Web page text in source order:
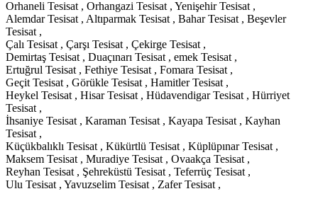
Orhaneli Tesisat , Orhangazi Tesisat , Yenişehir Tesisat ,
Alemdar Tesisat , Altıparmak Tesisat , Bahar Tesisat , Beşevler
Tesisat ,
Çalı Tesisat , Çarşı Tesisat , Çekirge Tesisat ,
Demirtaş Tesisat , Duaçınarı Tesisat , emek Tesisat ,
Ertuğrul Tesisat , Fethiye Tesisat , Fomara Tesisat ,
Geçit Tesisat , Görükle Tesisat , Hamitler Tesisat ,
Heykel Tesisat , Hisar Tesisat , Hüdavendigar Tesisat , Hürriyet
Tesisat ,
İhsaniye Tesisat , Karaman Tesisat , Kayapa Tesisat , Kayhan
Tesisat ,
Küçükbalıklı Tesisat , Kükürtlü Tesisat , Küplüpınar Tesisat ,
Maksem Tesisat , Muradiye Tesisat , Ovaakça Tesisat ,
Reyhan Tesisat , Şehreküstü Tesisat , Teferrüç Tesisat ,
Ulu Tesisat , Yavuzselim Tesisat , Zafer Tesisat ,